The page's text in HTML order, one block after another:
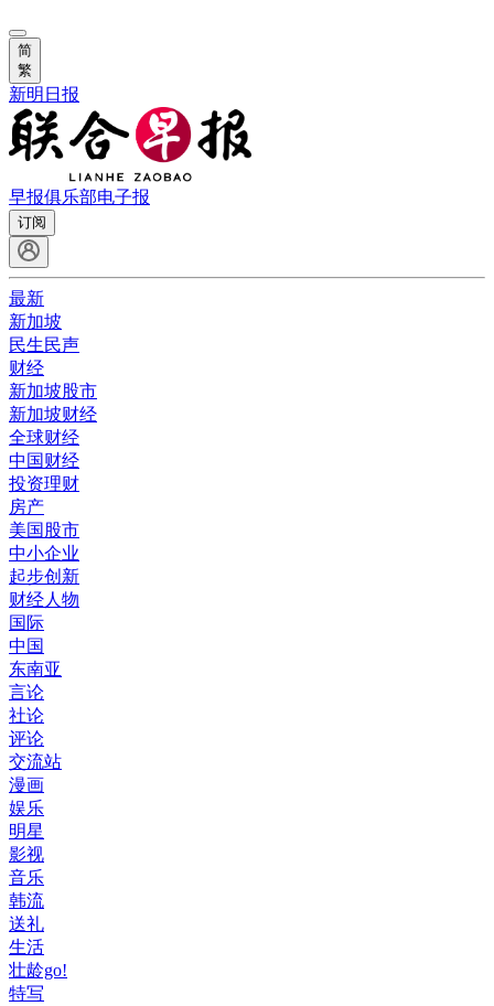
简
繁
新明日报
早报俱乐部电子报
订阅
最新
新加坡
民生民声
财经
新加坡股市
新加坡财经
全球财经
中国财经
投资理财
房产
美国股市
中小企业
起步创新
财经人物
国际
中国
东南亚
言论
社论
评论
交流站
漫画
娱乐
明星
影视
音乐
韩流
送礼
生活
壮龄go!
特写